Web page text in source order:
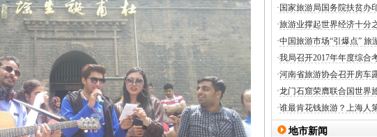
· 国家旅游局国务院扶贫办
·旅游业撑起世界经济十分
·中国旅游市场“引爆点” 旅
·我局召开2017年年度综合
·河南省旅游协会召开房车
·龙门石窟荣膺联合国世界
·谁最肯花钱旅游？上海人
地市新闻